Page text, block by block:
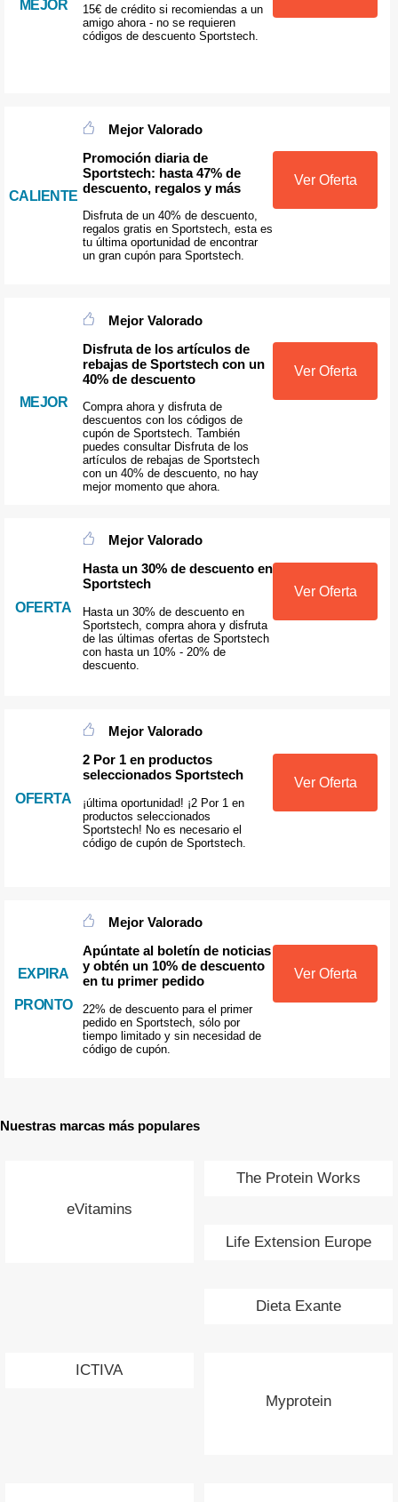
MEJOR
15€ de crédito si recomiendas a un
amigo ahora - no se requieren
códigos de descuento Sportstech.
CALIENTE
Mejor Valorado
Promoción diaria de
Sportstech: hasta 47% de
descuento, regalos y más
Disfruta de un 40% de descuento,
regalos gratis en Sportstech, esta es
tu última oportunidad de encontrar
un gran cupón para Sportstech.
Ver Oferta
MEJOR
Mejor Valorado
Disfruta de los artículos de
rebajas de Sportstech con un
40% de descuento
Compra ahora y disfruta de
descuentos con los códigos de
cupón de Sportstech. También
puedes consultar Disfruta de los
artículos de rebajas de Sportstech
con un 40% de descuento, no hay
mejor momento que ahora.
Ver Oferta
OFERTA
Mejor Valorado
Hasta un 30% de descuento en
Sportstech
Hasta un 30% de descuento en
Sportstech, compra ahora y disfruta
de las últimas ofertas de Sportstech
con hasta un 10% - 20% de
descuento.
Ver Oferta
OFERTA
Mejor Valorado
2 Por 1 en productos
seleccionados Sportstech
¡última oportunidad! ¡2 Por 1 en
productos seleccionados
Sportstech! No es necesario el
código de cupón de Sportstech.
Ver Oferta
EXPIRA
PRONTO
Mejor Valorado
Apúntate al boletín de noticias
y obtén un 10% de descuento
en tu primer pedido
22% de descuento para el primer
pedido en Sportstech, sólo por
tiempo limitado y sin necesidad de
código de cupón.
Ver Oferta
Nuestras marcas más populares
eVitamins
The Protein Works
Life Extension Europe
Dieta Exante
ICTIVA
Myprotein